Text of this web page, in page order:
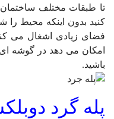
تا طبقات مختلف
کنید بدون اینکه محیط را
فضای زیادی اشغال می
امکان می دهد در گوشه
باشید.
پله گرد